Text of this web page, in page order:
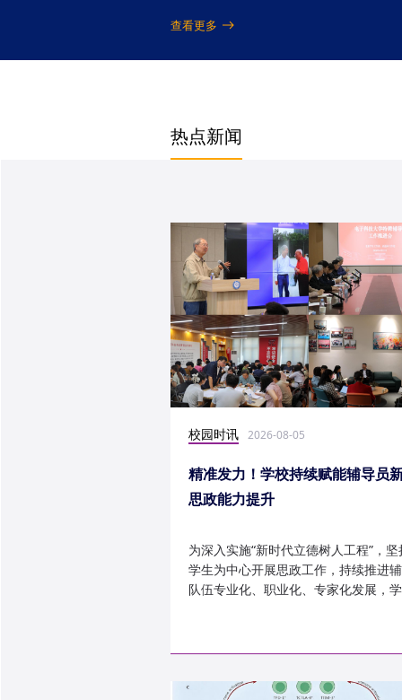
查看更多
热点新闻
校园时讯 2026-08-05
精准发力！学校持续赋能辅导员
思政能力提升
为深入实施“新时代立德树人工程”，
学生为中心开展思政工作，持续推进
队伍专业化、职业化、专家化发展，